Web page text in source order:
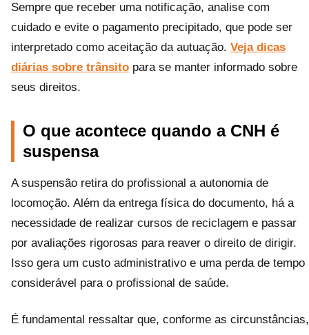
Sempre que receber uma notificação, analise com
cuidado e evite o pagamento precipitado, que pode ser
interpretado como aceitação da autuação. Veja dicas
diárias sobre trânsito para se manter informado sobre
seus direitos.
O que acontece quando a CNH é
suspensa
A suspensão retira do profissional a autonomia de
locomoção. Além da entrega física do documento, há a
necessidade de realizar cursos de reciclagem e passar
por avaliações rigorosas para reaver o direito de dirigir.
Isso gera um custo administrativo e uma perda de tempo
considerável para o profissional de saúde.
É fundamental ressaltar que, conforme as circunstâncias,